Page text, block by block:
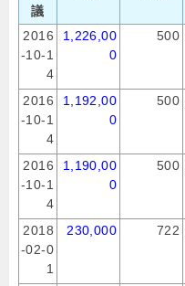
議
2016
-10-1
4
1,226,00
0
500
2016
-10-1
4
1,192,00
0
500
2016
-10-1
4
1,190,00
0
500
2018
-02-0
1
230,000 722